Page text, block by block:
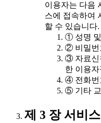
이용자는 다음
스에 접속하여
할 수 있습니다.
① 성명 및
② 비밀번
③ 자료신
한 이용자
④ 전화번
⑤ 기타 교
제 3 장 서비